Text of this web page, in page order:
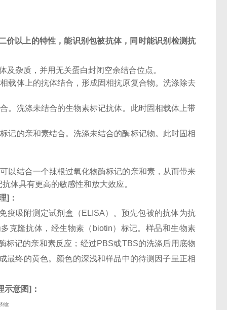
价以上的特性，能识别包被抗体，同时能识别检测抗
杂质，并用无关蛋白封闭空余结合位点。
载体上的抗体结合，形成固相抗原复合物。洗涤除去
。洗涤未结合的生物素标记抗体。此时固相载体上带
记的亲和素结合。洗涤未结合的酶标记物。此时固相
以结合一个辣根过氧化物酶标记的亲和素，从而带来
体具有更高的敏感性和放大效应。
] ：
疫吸附测定试剂盒（ELISA）。预先包被的抗体为抗
克隆抗体，经生物素（biotin）标记。样品和生物素
标记的亲和素反应；经过PBS或TBS的洗涤后用底物
最终的黄色。颜色的深浅和样品中的待测因子呈正相
示意图] ：